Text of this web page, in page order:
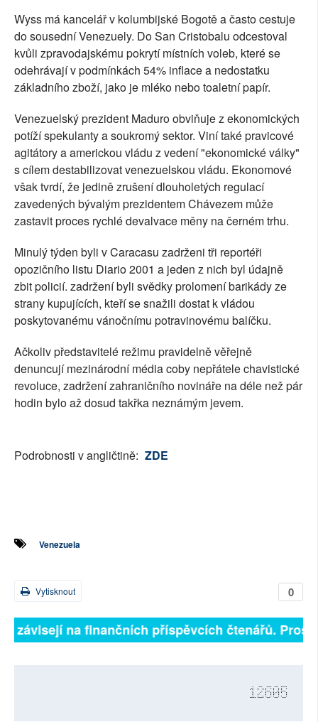
Wyss má kancelář v kolumbijské Bogotě a často cestuje
do sousední Venezuely. Do San Cristobalu odcestoval
kvůli zpravodajskému pokrytí místních voleb, které se
odehrávají v podmínkách 54% inflace a nedostatku
základního zboží, jako je mléko nebo toaletní papír.
Venezuelský prezident Maduro obviňuje z ekonomických
potíží spekulanty a soukromý sektor. Viní také pravicové
agitátory a americkou vládu z vedení "ekonomické války"
s cílem destabilizovat venezuelskou vládu. Ekonomové
však tvrdí, že jedině zrušení dlouholetých regulací
zavedených bývalým prezidentem Chávezem může
zastavit proces rychlé devalvace měny na černém trhu.
Minulý týden byli v Caracasu zadrženi tři reportéři
opozičního listu Diario 2001 a jeden z nich byl údajně
zbit policií. zadržení byli svědky prolomení barikády ze
strany kupujících, kteří se snažili dostat k vládou
poskytovanému vánočnímu potravinovému balíčku.
Ačkoliv představitelé režimu pravidelně věřejně
denuncují mezinárodní média coby nepřátele chavistické
revoluce, zadržení zahraničního novináře na déle než pár
hodin bylo až dosud takřka neznámým jevem.
Podrobnosti v angličtině: ZDE
Venezuela
0
Vytisknout
závisejí na finančních příspěvcích čtenářů.
12605